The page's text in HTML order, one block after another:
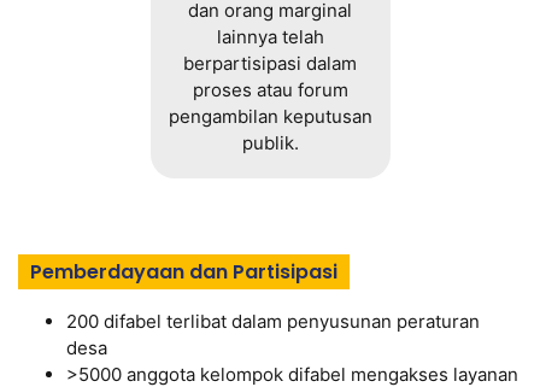
dan orang marginal
lainnya telah
berpartisipasi dalam
proses atau forum
pengambilan keputusan
publik.
Pemberdayaan dan Partisipasi
200 difabel terlibat dalam penyusunan peraturan
desa
>5000 anggota kelompok difabel mengakses layanan